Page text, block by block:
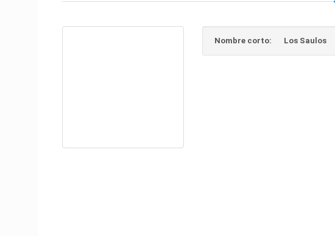
Nombre corto: Los Saulos